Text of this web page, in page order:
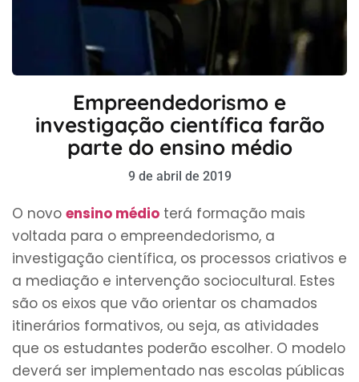
Empreendedorismo e
investigação científica farão
parte do ensino médio
9 de abril de 2019
O novo ensino médio terá formação mais
voltada para o empreendedorismo, a
investigação científica, os processos criativos e
a mediação e intervenção sociocultural. Estes
são os eixos que vão orientar os chamados
itinerários formativos, ou seja, as atividades
que os estudantes poderão escolher. O modelo
deverá ser implementado nas escolas públicas